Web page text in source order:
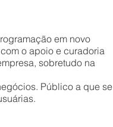
em novo
o apoio e curadoria
sobretudo na
Público a que se